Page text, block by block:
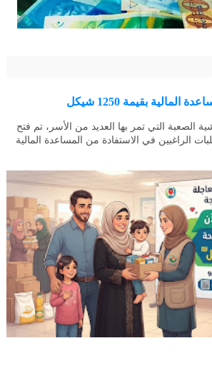
بقيمة 1250 شيكل
التي تمر بها العديد من الأسر، تم فتح
الراغبين في الاستفادة من المساعدة المالية